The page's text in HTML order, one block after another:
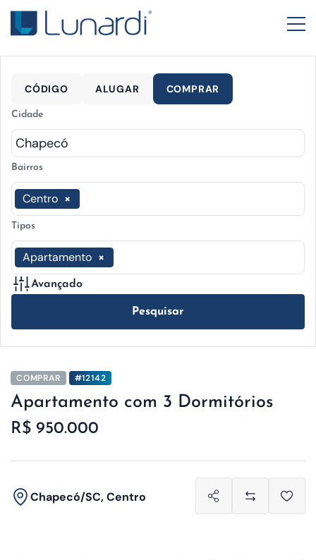
CÓDIGO ALUGAR COMPRAR
Cidade
Bairros
×
Centro
Tipos
×
Apartamento
Avançado
Pesquisar
COMPRAR #12142
Apartamento com 3 Dormitórios
R$ 950.000
Chapecó/SC, Centro